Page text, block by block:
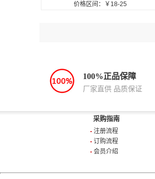
家用客厅卫生桶可定制logo
价格区间：￥18-25
100%正品保障
厂家直供 品质保证
采购指南
注册流程
订购流程
会员介绍